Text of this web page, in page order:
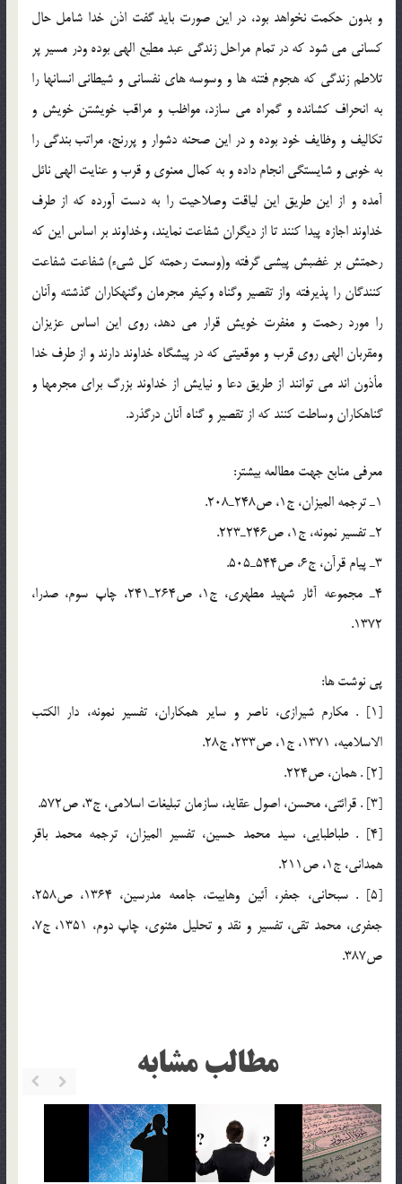
و بدون حكمت نخواهد بود، در اين صورت بايد گفت اذن خدا شامل حال
كساني مي شود كه در تمام مراحل زندگي عبد مطيع الهي بوده ودر مسير پر
تلاطم زندگي که هجوم فتنه ها و وسوسه هاي نفساني و شيطاني انسانها را
به انحراف کشانده و گمراه مي سازد، مواظب و مراقب خويشتن خويش و
تکاليف و وظايف خود بوده و در اين صحنه دشوار و پررنج، مراتب بندگي را
به خوبي و شايستگي انجام داده و به کمال معنوي و قرب و عنايت الهي نائل
آمده و از اين طريق اين لياقت وصلاحيت را به دست آورده که از طرف
خداوند اجازه پيدا کنند تا از ديگران شفاعت نمايند، وخداوند بر اساس اين که
رحمتش بر غضبش پيشي گرفته و(وسعت رحمته کل شيء) شفاعت شفاعت
کنندگان را پذيرفته واز تقصير وگناه وکيفر مجرمان وگنهکاران گذشته وآنان
را مورد رحمت و مغفرت خويش قرار مي دهد، روي اين اساس عزيزان
ومقربان الهي روي قرب و موقعيتي كه در پيشگاه خداوند دارند و از طرف خدا
مأذون اند مي توانند از طريق دعا و نيايش از خداوند بزرگ براي مجرمها و
گناهكاران وساطت كنند كه از تقصير و گناه آنان درگذرد.
معرفي منابع جهت مطالعه بيشتر:
1ـ ترجمه الميزان، ج1، ص248ـ208.
2ـ تفسير نمونه، ج1، ص246ـ223.
3ـ پيام قرآن، ج6، ص544ـ505.
4ـ مجموعه آثار شهيد مطهري، ج1، ص264ـ241، چاپ سوم، صدرا،
1372.
پي نوشت ها:
[1] . مكارم شيرازي، ناصر و ساير همكاران، تفسير نمونه، دار الكتب
الاسلاميه، 1371، ج1، ص233، ج28.
[2] . همان، ص224.
[3] . قرائتي، محسن، اصول عقايد، سازمان تبليغات اسلامي، ج3، ص572.
[4] . طباطبايي، سيد محمد حسين، تفسير الميزان، ترجمه محمد باقر
همداني، ج1، ص211.
[5] . سبحاني، جعفر، آئين وهابيت، جامعه مدرسين، 1364، ص258،
جعفري، محمد تقي، تفسير و نقد و تحليل مثنوي، چاپ دوم، 1351، ج7،
ص387.
مطالب مشابه